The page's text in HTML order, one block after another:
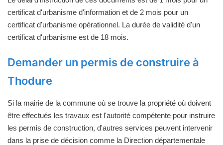
certificat d'urbanisme d'information et de 2 mois pour un
certificat d'urbanisme opérationnel. La durée de validité d'un
certificat d'urbanisme est de 18 mois.
Demander un permis de construire à
Thodure
Si la mairie de la commune où se trouve la propriété où doivent
être effectués les travaux est l'autorité compétente pour instruire
les permis de construction, d'autres services peuvent intervenir
dans la prise de décision comme la Direction départementale